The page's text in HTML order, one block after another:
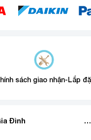
sách giao nhận-Lắp
Đình